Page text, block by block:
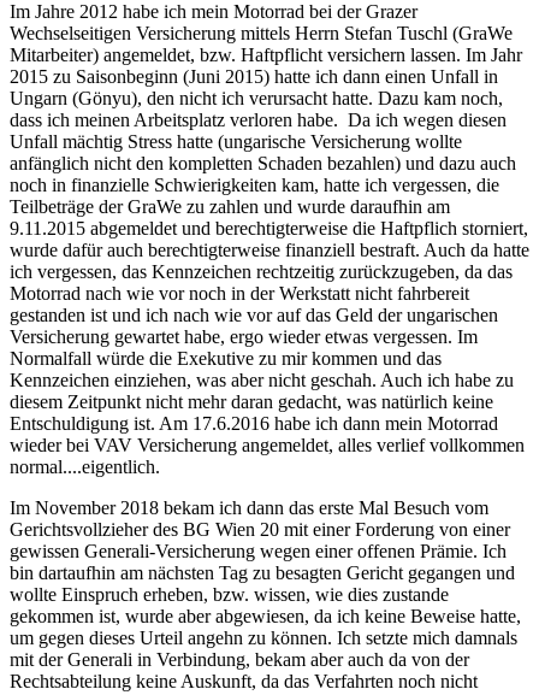
Im Jahre 2012 habe ich mein Motorrad bei der Grazer
Wechselseitigen Versicherung mittels Herrn Stefan Tuschl (GraWe
Mitarbeiter) angemeldet, bzw. Haftpflicht versichern lassen. Im Jahr
2015 zu Saisonbeginn (Juni 2015) hatte ich dann einen Unfall in
Ungarn (Gönyu), den nicht ich verursacht hatte. Dazu kam noch,
dass ich meinen Arbeitsplatz verloren habe. Da ich wegen diesen
Unfall mächtig Stress hatte (ungarische Versicherung wollte
anfänglich nicht den kompletten Schaden bezahlen) und dazu auch
noch in finanzielle Schwierigkeiten kam, hatte ich vergessen, die
Teilbeträge der GraWe zu zahlen und wurde daraufhin am
9.11.2015 abgemeldet und berechtigterweise die Haftpflich storniert,
wurde dafür auch berechtigterweise finanziell bestraft. Auch da hatte
ich vergessen, das Kennzeichen rechtzeitig zurückzugeben, da das
Motorrad nach wie vor noch in der Werkstatt nicht fahrbereit
gestanden ist und ich nach wie vor auf das Geld der ungarischen
Versicherung gewartet habe, ergo wieder etwas vergessen. Im
Normalfall würde die Exekutive zu mir kommen und das
Kennzeichen einziehen, was aber nicht geschah. Auch ich habe zu
diesem Zeitpunkt nicht mehr daran gedacht, was natürlich keine
Entschuldigung ist. Am 17.6.2016 habe ich dann mein Motorrad
wieder bei VAV Versicherung angemeldet, alles verlief vollkommen
normal....eigentlich.
Im November 2018 bekam ich dann das erste Mal Besuch vom
Gerichtsvollzieher des BG Wien 20 mit einer Forderung von einer
gewissen Generali-Versicherung wegen einer offenen Prämie. Ich
bin dartaufhin am nächsten Tag zu besagten Gericht gegangen und
wollte Einspruch erheben, bzw. wissen, wie dies zustande
gekommen ist, wurde aber abgewiesen, da ich keine Beweise hatte,
um gegen dieses Urteil angehn zu können. Ich setzte mich damnals
mit der Generali in Verbindung, bekam aber auch da von der
Rechtsabteilung keine Auskunft, da das Verfahrten noch nicht